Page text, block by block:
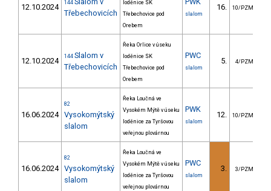
12.10.2024 144
Třebechovicích
loděnice SK
Třebechovice pod
Orebem
slalom
16. 10/PZM
12.10.2024 144 Slalom v
Třebechovicích
Řeka Orlice v úseku
loděnice SK
Třebechovice pod
Orebem
PWC
slalom
5. 4/PZM
16.06.2024
82
Vysokomýtský
slalom
Řeka Loučná ve
Vysokém Mýtě v úseku
loděnice za Tyršovou
veřejnou plovárnou
PWK
slalom
12. 10/PZM
16.06.2024
82
Vysokomýtský
slalom
Řeka Loučná ve
Vysokém Mýtě v úseku
loděnice za Tyršovou
veřejnou plovárnou
PWC
slalom
3. 3/PZM